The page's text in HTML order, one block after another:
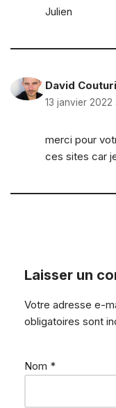
Julien
David
13 janvier 2022
merci pour
ces sites car
Laisser un
Votre adresse e-
obligatoires sont
Nom *